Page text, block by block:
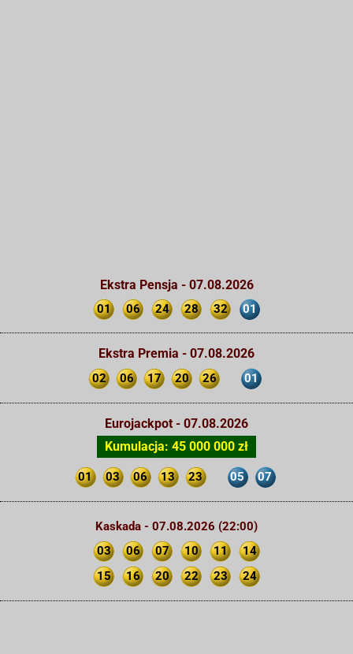
Ekstra Pensja - 07.08.2026
01 06 24 28 32 01
Ekstra Premia - 07.08.2026
02 06 17 20 26 01
Eurojackpot - 07.08.2026
Kumulacja: 45 000 000 zł
01 03 06 13 23 05 07
Kaskada - 07.08.2026 (22:00)
03
06 07 10 11
14
15
16 20 22 23 24